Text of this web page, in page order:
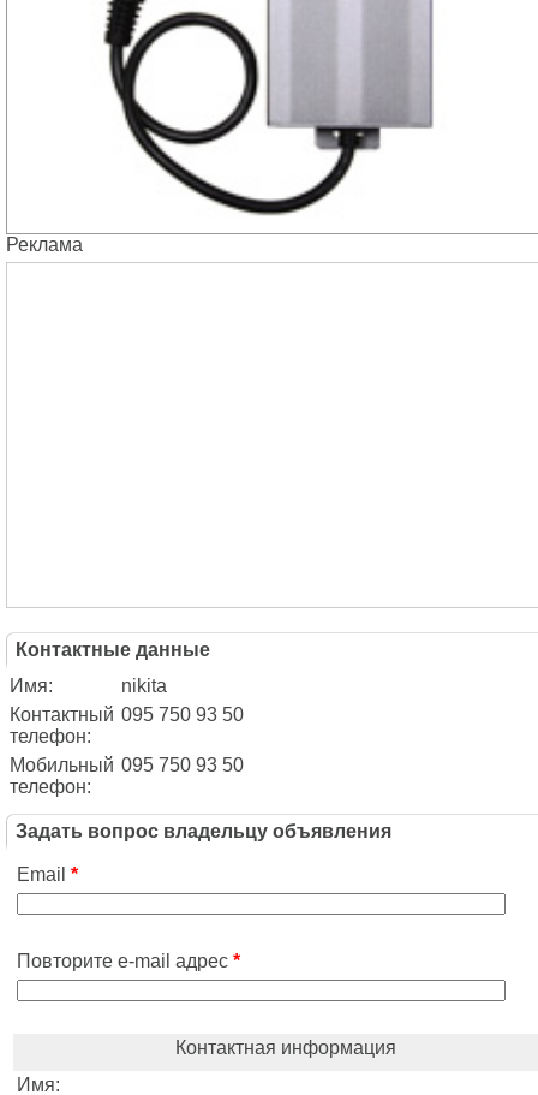
Реклама
Контактные данные
Имя:
nikita
Контактный
телефон:
095 750 93 50
Мобильный
телефон:
095 750 93 50
Задать вопрос владельцу объявления
Email *
Повторите e-mail адрес *
Контактная информация
Имя: